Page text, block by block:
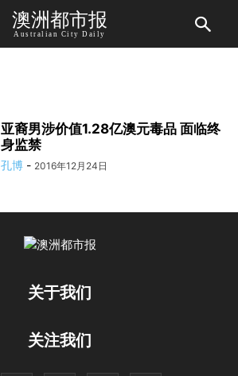
澳洲都市报
Australian City Daily
亚裔男涉价值1.28亿澳元毒品 面临终
身监禁
孔博 - 2016年12月24日
关于我们
关注我们